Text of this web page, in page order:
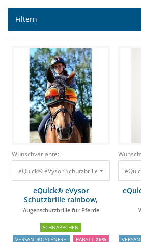
Filtern
Wunschvariante:
eQuick® eVysor Schutzbrille rainbow,
eQuick® eVysor
Schutzbrille rainbow,
onesize
Augenschutzbrille für Pferde
SCHNÄPPCHEN
VERSANDKOSTENFREI
RABATT 26%